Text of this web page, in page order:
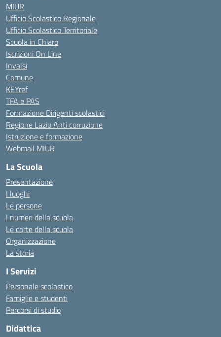
MIUR
Ufficio Scolastico Regionale
Ufficio Scolastico Territoriale
Scuola in Chiaro
Iscrizioni On Line
Invalsi
Comune
KEYref
TFA e PAS
Formazione Dirigenti scolastici
Regione Lazio Anti corruzione
Istruzione e formazione
Webmail MIUR
La Scuola
Presentazione
I luoghi
Le persone
I numeri della scuola
Le carte della scuola
Organizzazione
La storia
I Servizi
Personale scolastico
Famiglie e studenti
Percorsi di studio
Didattica